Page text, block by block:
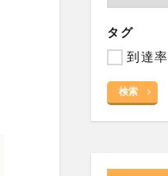
タグ
到達率
検索